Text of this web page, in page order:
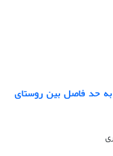
به حد فاصل بین روستای